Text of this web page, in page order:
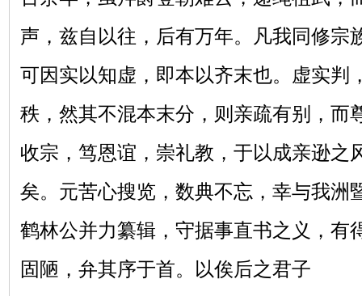
声，兹自以往，后有万年。凡我同修宗
可因实以知虚，即本以齐末也。虚实判
秩，然其不混本末分，则亲疏有别，而
收宗，笃恩谊，崇礼教，于以成亲逊之
矣。元苦心搜览，数典不忘，幸与我洲
鹤林公并力纂辑，守据事直书之义，有
固陋，弁其序于首。以俟后之君子